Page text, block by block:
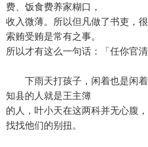
费、饭食费养家糊口，
收入微薄。所以但凡做了书吏，
索贿受贿是常有之事。
所以才有这么一句话：「任你官
下雨天打孩子，闲着也是闲着
知县的人就是王主簿
的人，叶小天在这两科并无心腹
找找他们的别扭。